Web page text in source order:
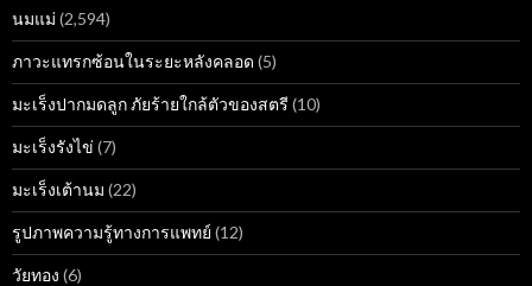
นมแม่ (2,594)
ภาวะแทรกซ้อนในระยะหลังคลอด (5)
มะเร็งปากมดลูก ภัยร้ายใกล้ตัวของสตรี (10)
มะเร็งรังไข่ (7)
มะเร็งเต้านม (22)
รูปภาพความรู้ทางการแพทย์ (12)
วัยทอง (6)